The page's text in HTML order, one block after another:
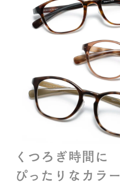
くつろぎ時間に
ぴったりなカラー